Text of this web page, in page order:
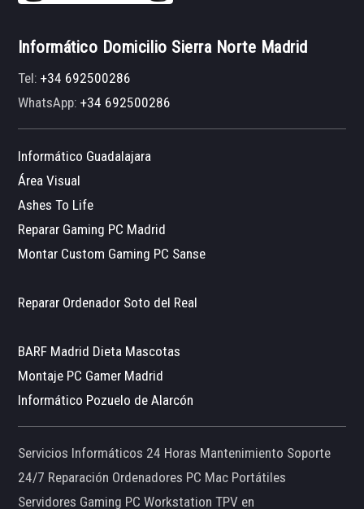
Informático Domicilio Sierra Norte Madrid
Tel:+34 692500286
WhatsApp:+34 692500286
Informático Guadalajara
Área Visual
Ashes To Life
Reparar Gaming PC Madrid
Montar Custom Gaming PC Sanse
Reparar Ordenador Soto del Real
BARF Madrid Dieta Mascotas
Montaje PC Gamer Madrid
Informático Pozuelo de Alarcón
Servicios Informáticos 24 Horas Mantenimiento Soporte
24/7 Reparación Ordenadores PC Mac Portátiles
Servidores Gaming PC Workstation TPV en